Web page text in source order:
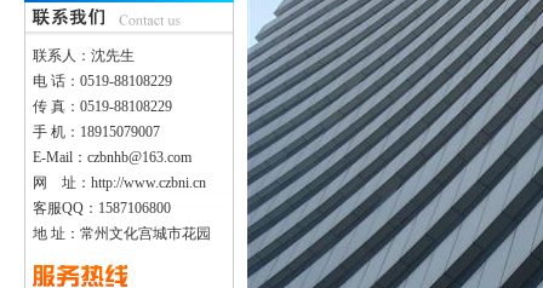
联系人：沈先生
电 话：0519-88108229
传 真：0519-88108229
手 机：18915079007
E-Mail：czbnhb@163.com
网 址：http://www.czbni.cn
客服QQ：1587106800
地 址：常州文化宫城市花园